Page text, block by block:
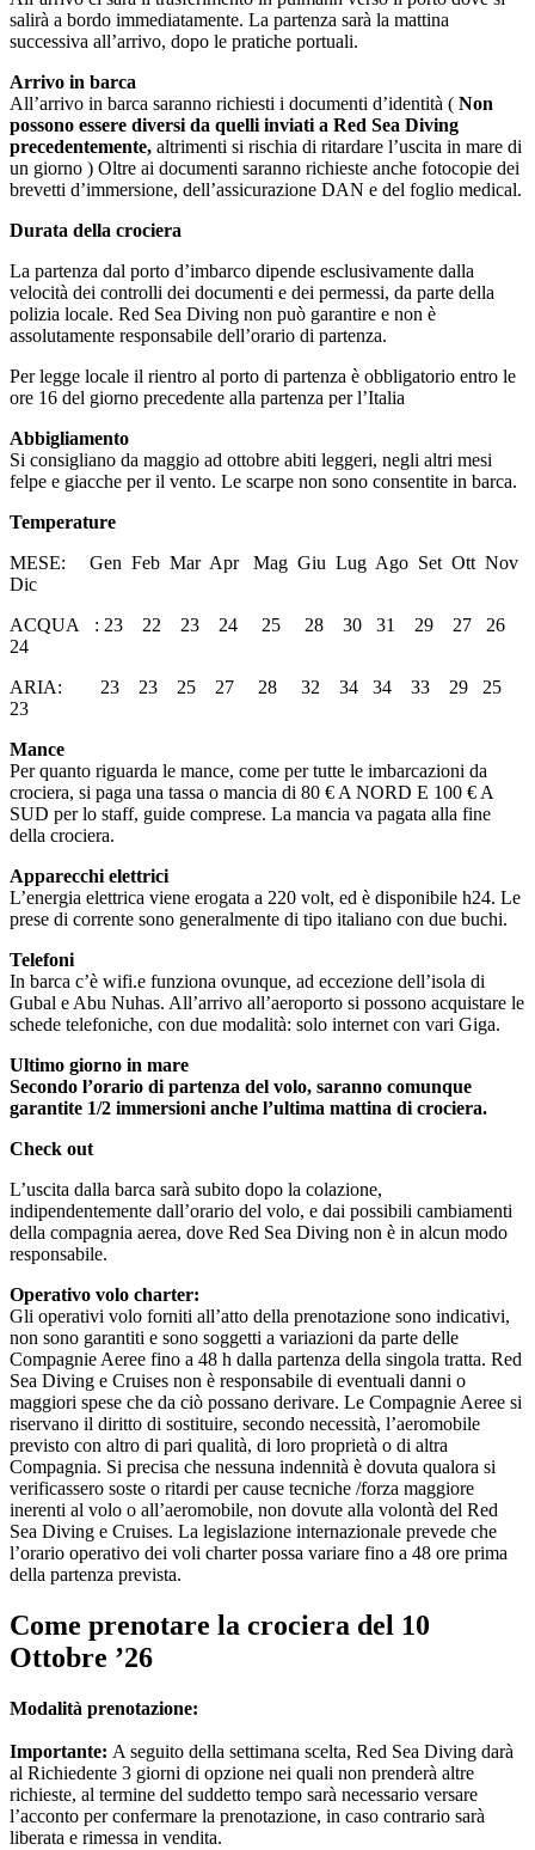
salirà a bordo immediatamente. La partenza sarà la mattina
successiva all’arrivo, dopo le pratiche portuali.
Arrivo in barca
All’arrivo in barca saranno richiesti i documenti d’identità ( Non
possono essere diversi da quelli inviati a Red Sea Diving
precedentemente, altrimenti si rischia di ritardare l’uscita in mare di
un giorno ) Oltre ai documenti saranno richieste anche fotocopie dei
brevetti d’immersione, dell’assicurazione DAN e del foglio medical.
Durata della crociera
La partenza dal porto d’imbarco dipende esclusivamente dalla
velocità dei controlli dei documenti e dei permessi, da parte della
polizia locale. Red Sea Diving non può garantire e non è
assolutamente responsabile dell’orario di partenza.
Per legge locale il rientro al porto di partenza è obbligatorio entro le
ore 16 del giorno precedente alla partenza per l’Italia
Abbigliamento
Si consigliano da maggio ad ottobre abiti leggeri, negli altri mesi
felpe e giacche per il vento. Le scarpe non sono consentite in barca.
Temperature
MESE: Gen Feb Mar Apr Mag Giu Lug Ago Set Ott Nov
Dic
ACQUA : 23 22 23 24 25 28 30 31 29 27 26
24
ARIA: 23 23 25 27 28 32 34 34 33 29 25
23
Mance
Per quanto riguarda le mance, come per tutte le imbarcazioni da
crociera, si paga una tassa o mancia di 80 € A NORD E 100 € A
SUD per lo staff, guide comprese. La mancia va pagata alla fine
della crociera.
Apparecchi elettrici
L’energia elettrica viene erogata a 220 volt, ed è disponibile h24. Le
prese di corrente sono generalmente di tipo italiano con due buchi.
Telefoni
In barca c’è wifi.e funziona ovunque, ad eccezione dell’isola di
Gubal e Abu Nuhas. All’arrivo all’aeroporto si possono acquistare le
schede telefoniche, con due modalità: solo internet con vari Giga.
Ultimo giorno in mare
Secondo l’orario di partenza del volo, saranno comunque
garantite 1/2 immersioni anche l’ultima mattina di crociera.
Check out
L’uscita dalla barca sarà subito dopo la colazione,
indipendentemente dall’orario del volo, e dai possibili cambiamenti
della compagnia aerea, dove Red Sea Diving non è in alcun modo
responsabile.
Operativo volo charter:
Gli operativi volo forniti all’atto della prenotazione sono indicativi,
non sono garantiti e sono soggetti a variazioni da parte delle
Compagnie Aeree fino a 48 h dalla partenza della singola tratta. Red
Sea Diving e Cruises non è responsabile di eventuali danni o
maggiori spese che da ciò possano derivare. Le Compagnie Aeree si
riservano il diritto di sostituire, secondo necessità, l’aeromobile
previsto con altro di pari qualità, di loro proprietà o di altra
Compagnia. Si precisa che nessuna indennità è dovuta qualora si
verificassero soste o ritardi per cause tecniche /forza maggiore
inerenti al volo o all’aeromobile, non dovute alla volontà del Red
Sea Diving e Cruises. La legislazione internazionale prevede che
l’orario operativo dei voli charter possa variare fino a 48 ore prima
della partenza prevista.
Come prenotare la crociera del 10
Ottobre ’26
Modalità prenotazione:
Importante: A seguito della settimana scelta, Red Sea Diving darà
al Richiedente 3 giorni di opzione nei quali non prenderà altre
richieste, al termine del suddetto tempo sarà necessario versare
l’acconto per confermare la prenotazione, in caso contrario sarà
liberata e rimessa in vendita.